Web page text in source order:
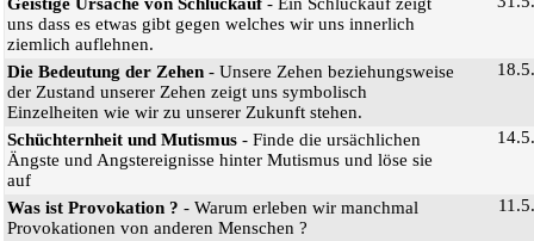
uns dass es etwas gibt gegen welches wir uns innerlich
ziemlich auflehnen.
Die Bedeutung der Zehen - Unsere Zehen beziehungsweise
der Zustand unserer Zehen zeigt uns symbolisch
Einzelheiten wie wir zu unserer Zukunft stehen.
Schüchternheit und Mutismus - Finde die ursächlichen
Ängste und Angstereignisse hinter Mutismus und löse sie
auf
Was ist Provokation ? - Warum erleben wir manchmal
Provokationen von anderen Menschen ?